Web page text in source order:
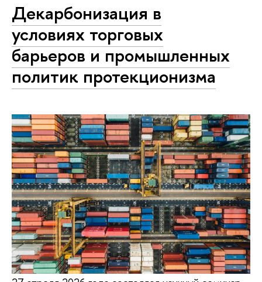
Декарбонизация в
условиях торговых
барьеров и промышленных
политик протекционизма